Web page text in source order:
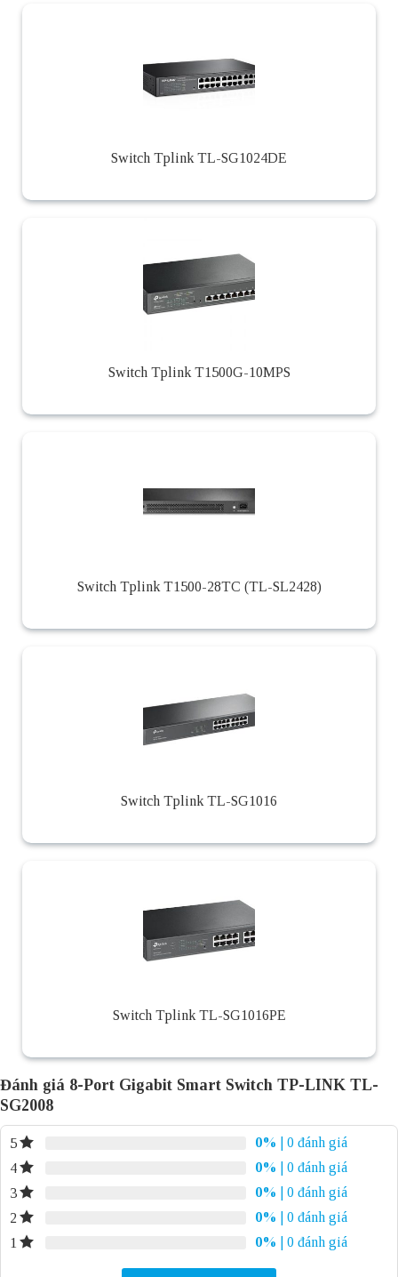
Switch Tplink TL-SG1024DE
Switch Tplink T1500G-10MPS
Switch Tplink T1500-28TC (TL-SL2428)
Switch Tplink TL-SG1016
Switch Tplink TL-SG1016PE
Đánh giá 8-Port Gigabit Smart Switch TP-LINK TL-
SG2008
5 0%
| 0 đánh giá
4
0%
| 0 đánh giá
3
0%
| 0 đánh giá
2
0%
| 0 đánh giá
1
0% | 0 đánh giá